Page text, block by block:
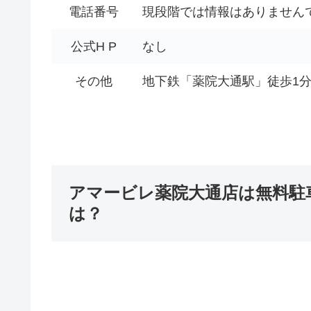
電話番号 現段階では情報はありません
公式H P なし
その他 地下鉄「薬院大通駅」徒歩1分
アマービレ薬院大通店は無料
は？